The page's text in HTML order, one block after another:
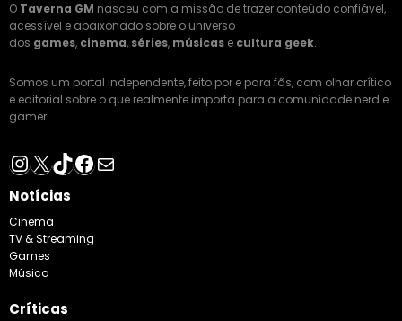
O Taverna GM nasceu com a missão de trazer conteúdo confiável,
acessível e apaixonado sobre o universo
dos games, cinema, séries, músicas e cultura geek.
Somos um portal independente, feito por e para fãs, com olhar crítico
e editorial sobre o que realmente importa para a comunidade nerd e
gamer.
Instagram
X TikTok
Facebook
E-mail
Notícias
Cinema
TV & Streaming
Games
Música
Críticas